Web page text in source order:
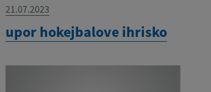
21.07.2023
upor hokejbalove ihrisko